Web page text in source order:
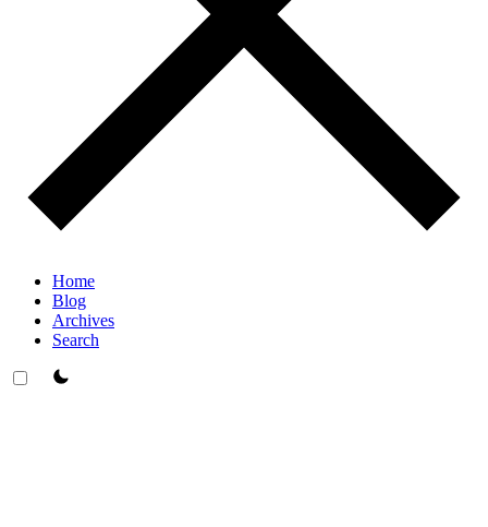
Home
Blog
Archives
Search
theme switcher